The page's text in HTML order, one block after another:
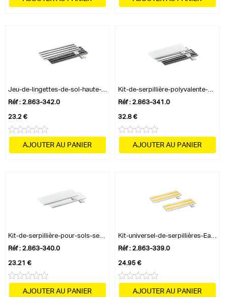
Jeu-de-lingettes-de-sol-haute-performanc...
Réf : 2.863-342.0
AJOUTER AU PANIER
23.2 €
Kit-de-serpillière-polyvalente-EasyFix
Réf : 2.863-341.0
AJOUTER AU PANIER
32.8 €
Kit-de-serpillière-pour-sols-sensibles-E...
Réf : 2.863-340.0
AJOUTER AU PANIER
23.21 €
Kit-universel-de-serpillières-EasyFix
Réf : 2.863-339.0
AJOUTER AU PANIER
24.95 €